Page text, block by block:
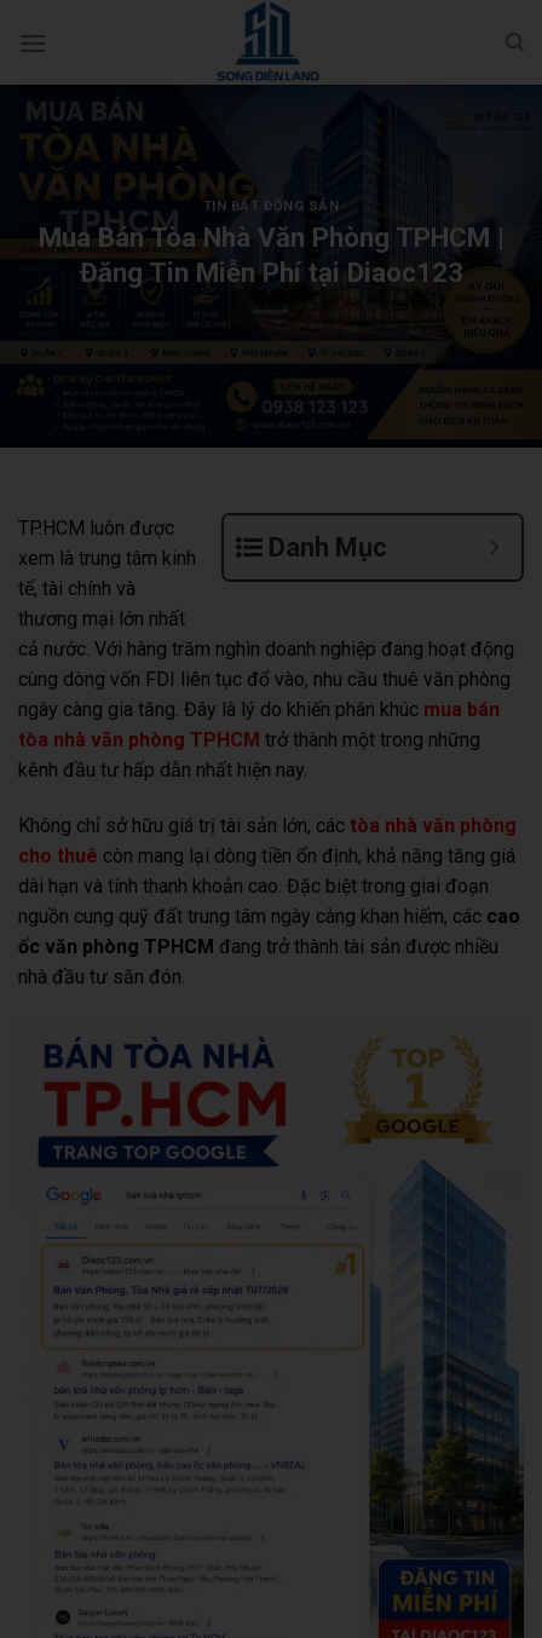
qua
dung
TIN BẤT ĐỘNG SẢN
Mua Bán Tòa Nhà Văn Phòng TPHCM |
Đăng Tin Miễn Phí tại Diaoc123
Danh Mục
TP.HCM luôn được
xem là trung tâm kinh
tế, tài chính và
thương mại lớn nhất
cả nước. Với hàng trăm nghìn doanh nghiệp đang hoạt động
cùng dòng vốn FDI liên tục đổ vào, nhu cầu thuê văn phòng
ngày càng gia tăng. Đây là lý do khiến phân khúc mua bán
tòa nhà văn phòng TPHCM trở thành một trong những
kênh đầu tư hấp dẫn nhất hiện nay.
Không chỉ sở hữu giá trị tài sản lớn, các tòa nhà văn phòng
cho thuê còn mang lại dòng tiền ổn định, khả năng tăng giá
dài hạn và tính thanh khoản cao. Đặc biệt trong giai đoạn
nguồn cung quỹ đất trung tâm ngày càng khan hiếm, các cao
ốc văn phòng TPHCM đang trở thành tài sản được nhiều
nhà đầu tư săn đón.